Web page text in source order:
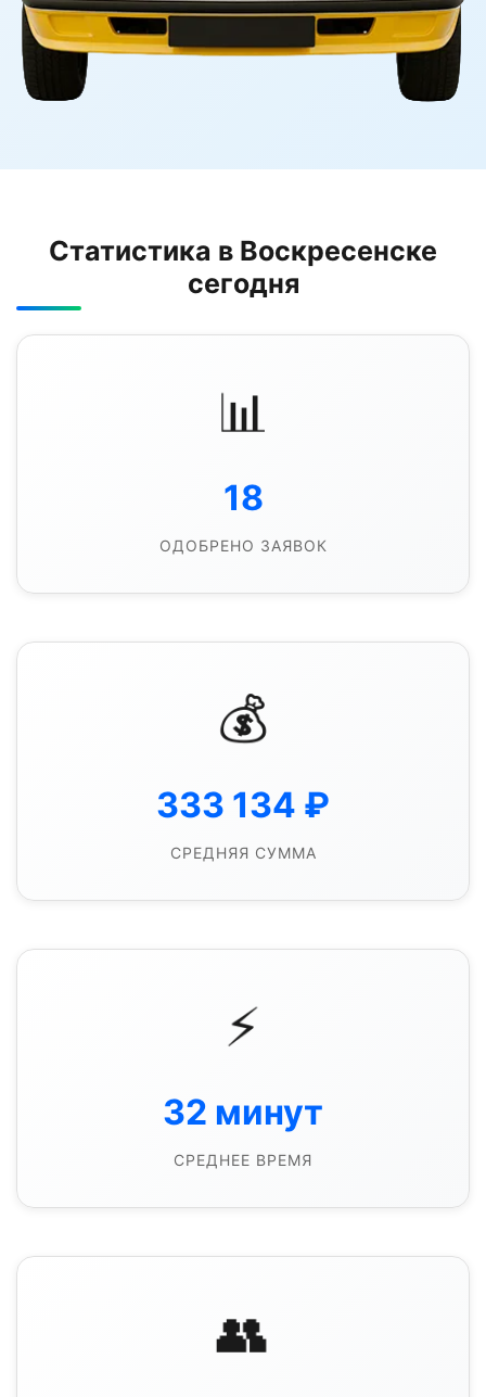
Статистика в Воскресенске
сегодня
📊
18
ОДОБРЕНО ЗАЯВОК
💰
333 134 ₽
СРЕДНЯЯ СУММА
⚡
32 минут
СРЕДНЕЕ ВРЕМЯ
👥